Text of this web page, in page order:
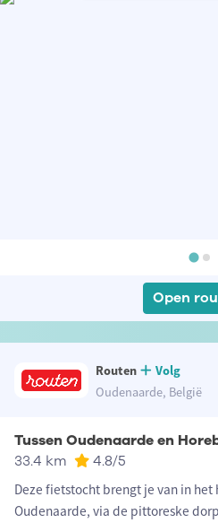
Open
Routen
Volg
Oudenaarde, België
Tussen Oudenaarde en
33.4 km 4.8/5
Deze fietstocht brengt je van in het
Oudenaarde, via de pittoreske